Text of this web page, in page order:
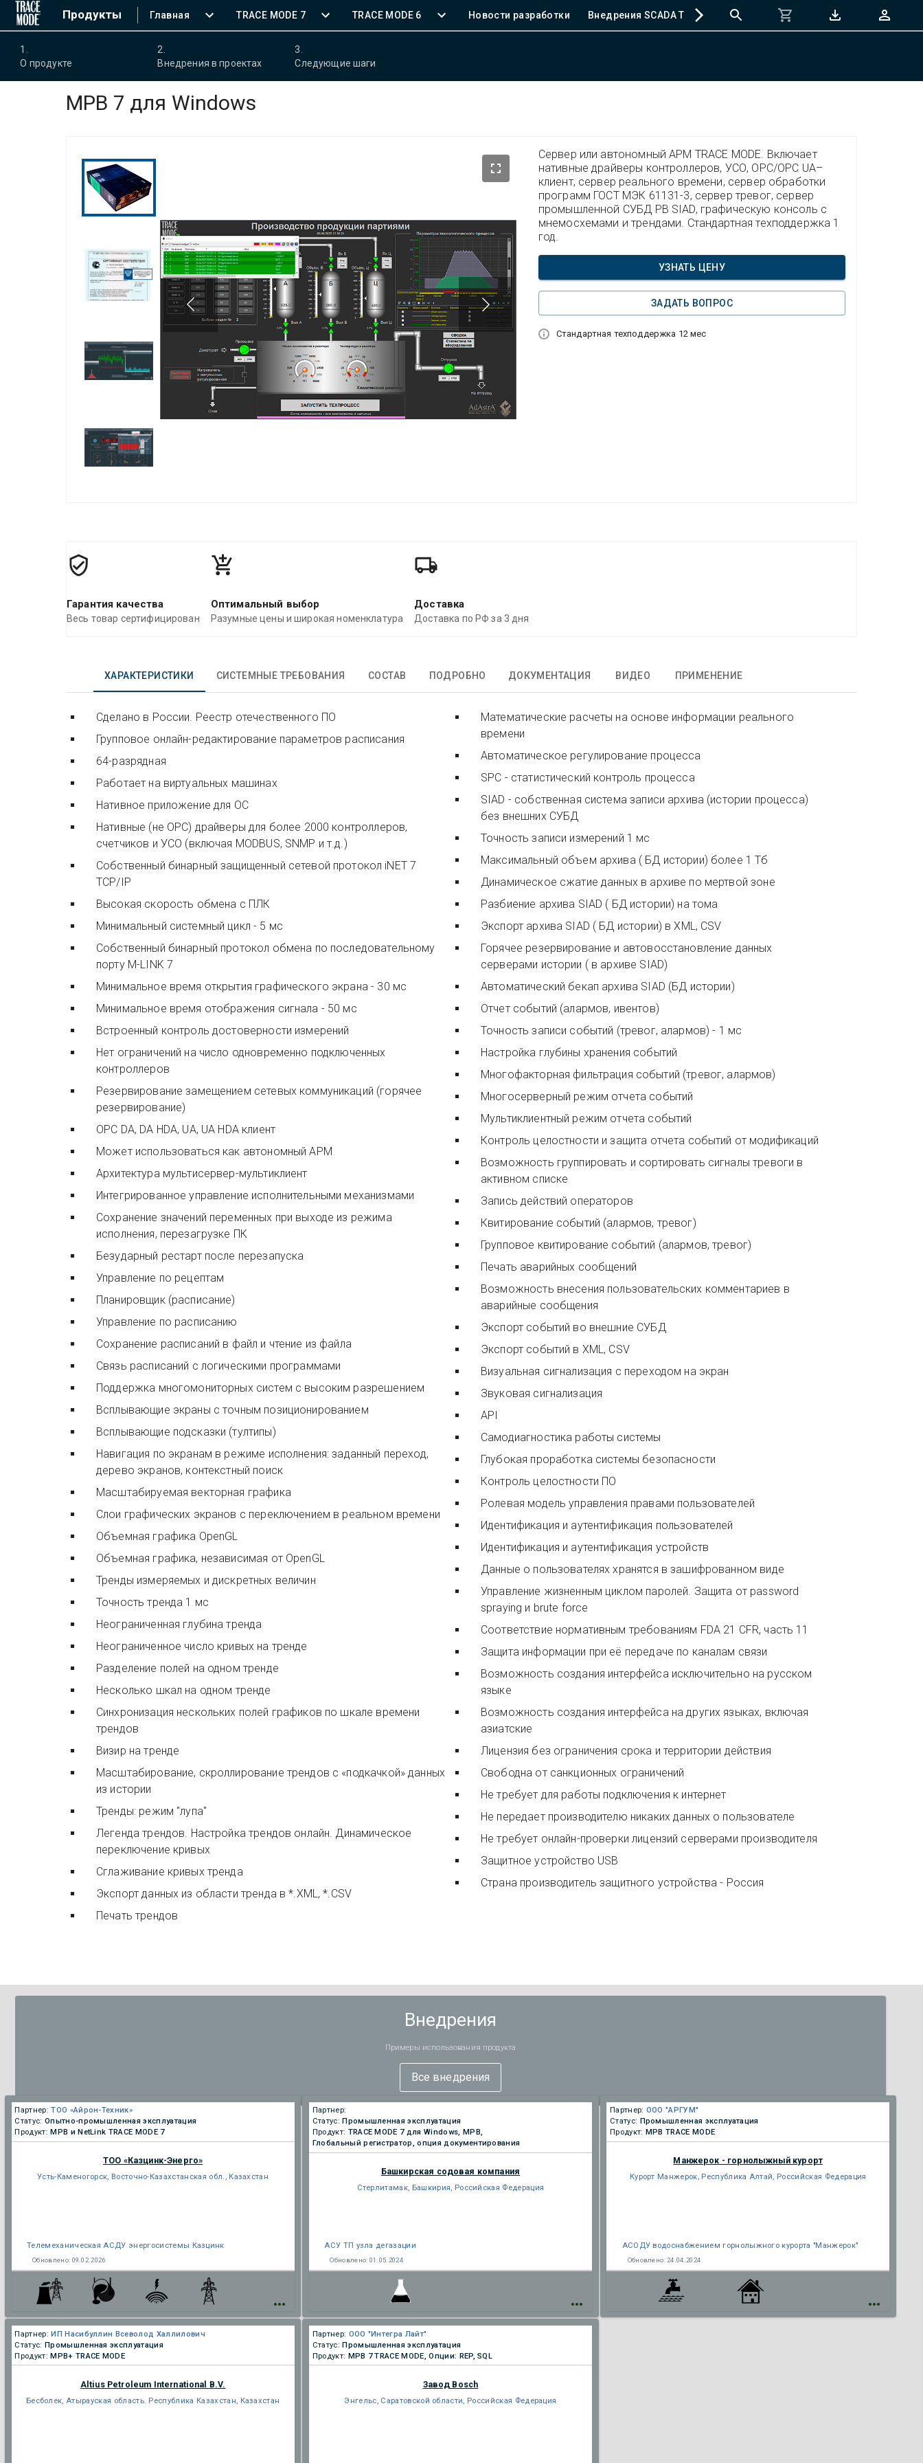
Продукты Главная TRACE MODE 7 TRACE MODE 6 Новости разработки Внедрения SCADA TRACE MODE Регистрация программ
1
О продукте
2
Внедрения в проектах
3
Следующие шаги
МРВ 7 для Windows
Сервер или автономный АРМ TRACE MODE. Включает
нативные драйверы контроллеров, УСО, OPC/OPC UA–
клиент, сервер реального времени, сервер обработки
программ ГОСТ МЭК 61131-3, сервер тревог, сервер
промышленной СУБД РВ SIAD, графическую консоль с
мнемосхемами и трендами. Стандартная техподдержка 1
год.
УЗНАТЬ ЦЕНУ
ЗАДАТЬ ВОПРОС
Стандартная техподдержка 12 мес
Гарантия качества
Весь товар сертифицирован
Оптимальный выбор
Разумные цены и широкая номенклатура
Доставка
Доставка по РФ за 3 дня
ХАРАКТЕРИСТИКИ СИСТЕМНЫЕ ТРЕБОВАНИЯ СОСТАВ ПОДРОБНО ДОКУМЕНТАЦИЯ ВИДЕО ПРИМЕНЕНИЕ
Сделано в России. Реестр отечественного ПО
Групповое онлайн-редактирование параметров расписания
64-разрядная
Работает на виртуальных машинах
Нативное приложение для ОС
Нативные (не OPC) драйверы для более 2000 контроллеров,
счетчиков и УСО (включая MODBUS, SNMP и т.д.)
Cобственный бинарный защищенный сетевой протокол iNET 7
TCP/IP
Высокая скорость обмена с ПЛК
Минимальный системный цикл - 5 мс
Собственный бинарный протокол обмена по последовательному
порту M-LINK 7
Минимальное время открытия графического экрана - 30 мс
Минимальное время отображения сигнала - 50 мс
Встроенный контроль достоверности измерений
Нет ограничений на число одновременно подключенных
контроллеров
Резервирование замещением сетевых коммуникаций (горячее
резервирование)
OPC DA, DA HDA, UA, UA HDA клиент
Может использоваться как автономный АРМ
Архитектура мультисервер-мультиклиент
Интегрированное управление исполнительными механизмами
Сохранение значений переменных при выходе из режима
исполнения, перезагрузке ПК
Безударный рестарт после перезапуска
Управление по рецептам
Планировщик (расписание)
Управление по расписанию
Сохранение расписаний в файл и чтение из файла
Связь расписаний с логическими программами
Поддержка многомониторных систем с высоким разрешением
Всплывающие экраны с точным позиционированием
Всплывающие подсказки (тултипы)
Навигация по экранам в режиме исполнения: заданный переход,
дерево экранов, контекстный поиск
Масштабируемая векторная графика
Слои графических экранов с переключением в реальном времени
Объемная графика OpenGL
Объемная графика, независимая от OpenGL
Тренды измеряемых и дискретных величин
Точность тренда 1 мс
Неограниченная глубина тренда
Неограниченное число кривых на тренде
Разделение полей на одном тренде
Несколько шкал на одном тренде
Синхронизация нескольких полей графиков по шкале времени
трендов
Визир на тренде
Масштабирование, скроллирование трендов с «подкачкой» данных
из истории
Тренды: режим "лупа"
Легенда трендов. Настройка трендов онлайн. Динамическое
переключение кривых
Сглаживание кривых тренда
Экспорт данных из области тренда в *.XML, *.CSV
Печать трендов
Математические расчеты на основе информации реального
времени
Автоматическое регулирование процесса
SPC - статистический контроль процесса
SIAD - собственная система записи архива (истории процесса)
без внешних СУБД
Точность записи измерений 1 мс
Максимальный объем архива ( БД истории) более 1 Тб
Динамическое сжатие данных в архиве по мертвой зоне
Разбиение архива SIAD ( БД истории) на тома
Экспорт архива SIAD ( БД истории) в XML, CSV
Горячее резервирование и автовосстановление данных
серверами истории ( в архиве SIAD)
Автоматический бекап архива SIAD (БД истории)
Отчет событий (алармов, ивентов)
Точность записи событий (тревог, алармов) - 1 мс
Настройка глубины хранения событий
Многофакторная фильтрация событий (тревог, алармов)
Многосерверный режим отчета событий
Мультиклиентный режим отчета событий
Контроль целостности и защита отчета событий от модификаций
Возможность группировать и сортировать сигналы тревоги в
активном списке
Запись действий операторов
Квитирование событий (алармов, тревог)
Групповое квитирование событий (алармов, тревог)
Печать аварийных сообщений
Возможность внесения пользовательских комментариев в
аварийные сообщения
Экспорт событий во внешние СУБД
Экспорт событий в XML, CSV
Визуальная сигнализация с переходом на экран
Звуковая сигнализация
API
Самодиагностика работы системы
Глубокая проработка системы безопасности
Контроль целостности ПО
Ролевая модель управления правами пользователей
Идентификация и аутентификация пользователей
Идентификация и аутентификация устройств
Данные о пользователях хранятся в зашифрованном виде
Управление жизненным циклом паролей. Защита от password
spraying и brute force
Соответствие нормативным требованиям FDA 21 CFR, часть 11
Защита информации при её передаче по каналам связи
Возможность создания интерфейса исключительно на русском
языке
Возможность создания интерфейса на других языках, включая
азиатские
Лицензия без ограничения срока и территории действия
Свободна от санкционных ограничений
Не требует для работы подключения к интернет
Не передает производителю никаких данных о пользователе
Не требует онлайн-проверки лицензий серверами производителя
Защитное устройство USB
Страна производитель защитного устройства - Россия
Внедрения
Примеры использования продукта
Все внедрения
Партнер: ТОО «Айрон-Техник»
Статус: Опытно-промышленная эксплуатация
Продукт: МРВ и NetLink TRACE MODE 7
ТОО «Казцинк-Энерго»
Усть-Каменогорск, Восточно-Казахстанская обл., Казахстан
Телемеханическая АСДУ энергосистемы Казцинк
Обновлено: 09.02.2026
Партнер:
Статус: Промышленная эксплуатация
Продукт: TRACE MODE 7 для Windows, МРВ,
Глобальный регистратор, опция документирования
Башкирская содовая компания
Стерлитамак, Башкирия, Российская Федерация
АСУ ТП узла дегазации
Обновлено: 01.05.2024
Партнер: ООО "АРГУМ"
Статус: Промышленная эксплуатация
Продукт: МРВ TRACE MODE
Манжерок - горнолыжный курорт
Курорт Манжерок, Республика Алтай, Российская Федерация
АСОДУ водоснабжением горнолыжного курорта "Манжерок"
Обновлено:24.04.2024
Партнер: ИП Насибуллин Всеволод Халлилович
Статус: Промышленная эксплуатация
Продукт:МРВ+ TRACE MODE
Altius Petroleum International B.V.
Бесболек, Атырауская область. Республика Казахстан, Казахстан
Партнер: ООО "Интегра Лайт"
Статус:Промышленная эксплуатация
Продукт: МРВ 7 TRACE MODE, Опции: REP, SQL
Завод Bosch
Энгельс, Саратовской области, Российская Федерация